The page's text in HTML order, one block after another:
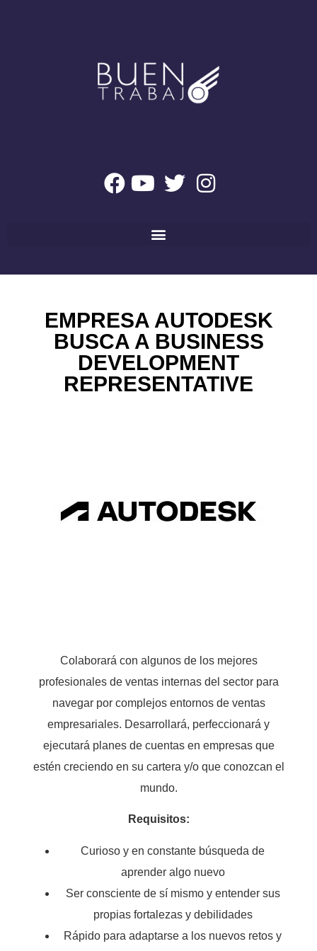
EMPRESA AUTODESK
BUSCA A BUSINESS
DEVELOPMENT
REPRESENTATIVE
Colaborará con algunos de los mejores
profesionales de ventas internas del sector para
navegar por complejos entornos de ventas
empresariales. Desarrollará, perfeccionará y
ejecutará planes de cuentas en empresas que
estén creciendo en su cartera y/o que conozcan el
mundo.
Requisitos:
Curioso y en constante búsqueda de
aprender algo nuevo
Ser consciente de sí mismo y entender sus
propias fortalezas y debilidades
Rápido para adaptarse a los nuevos retos y